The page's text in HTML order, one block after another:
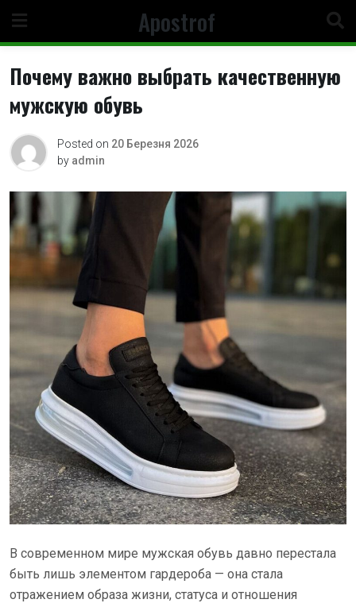
content
Apostrof
Почему важно выбрать качественную
мужскую обувь
Posted on 20 Березня 2026
by admin
В современном мире мужская обувь давно перестала
быть лишь элементом гардероба — она стала
отражением образа жизни, статуса и отношения